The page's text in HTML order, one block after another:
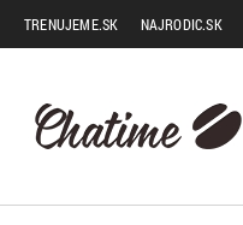
TRENUJEME.SK NAJRODIC.SK